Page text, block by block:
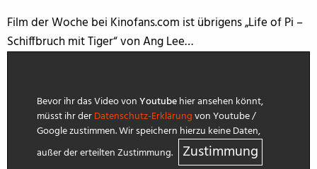
Film der Woche bei Kinofans.com ist übrigens „Life of Pi –
Schiffbruch mit Tiger“ von Ang Lee…
Bevor ihr das Video vonYoutubehier ansehen könnt,
müsst ihr derDatenschutz-Erklärungvon Youtube /
Google zustimmen. Wir speichern hierzu keine Daten,
außer der erteilten Zustimmung.
Zustimmung